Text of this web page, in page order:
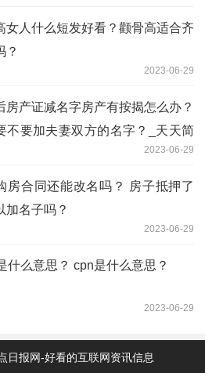
女人什么短发好看？颧骨高适合齐
？
2023-06-29
房产证减名字房产有按揭怎么办？
不要加夫妻双方的名字？_天天简
2023-06-29
房合同还能改名吗？ 房子抵押了
加名子吗？
2023-06-29
什么意思？ cpn是什么意思？
2023-06-29
日报网-好看的互联网资讯信息